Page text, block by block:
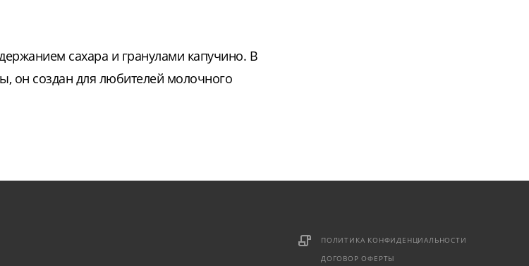
сахара и гранулами капучино. В
он создан для любителей молочного
ПОЛИТИКА КОНФИДЕНЦИАЛЬНОСТИ
ДОГОВОР ОФЕРТЫ